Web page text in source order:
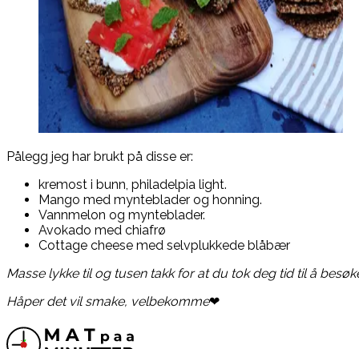
Pålegg jeg har brukt på disse er:
kremost i bunn, philadelpia light.
Mango med mynteblader og honning.
Vannmelon og mynteblader.
Avokado med chiafrø
Cottage cheese med selvplukkede blåbær
Masse lykke til og tusen takk for at du tok deg tid til å
Håper det vil smake, velbekomme❤